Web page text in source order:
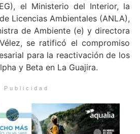
el Ministerio del Interior, la
Licencias Ambientales (ANLA),
de Ambiente (e) y directora
se ratificó el compromiso
para la reactivación de los
y Beta en La Guajira.
Publicidad